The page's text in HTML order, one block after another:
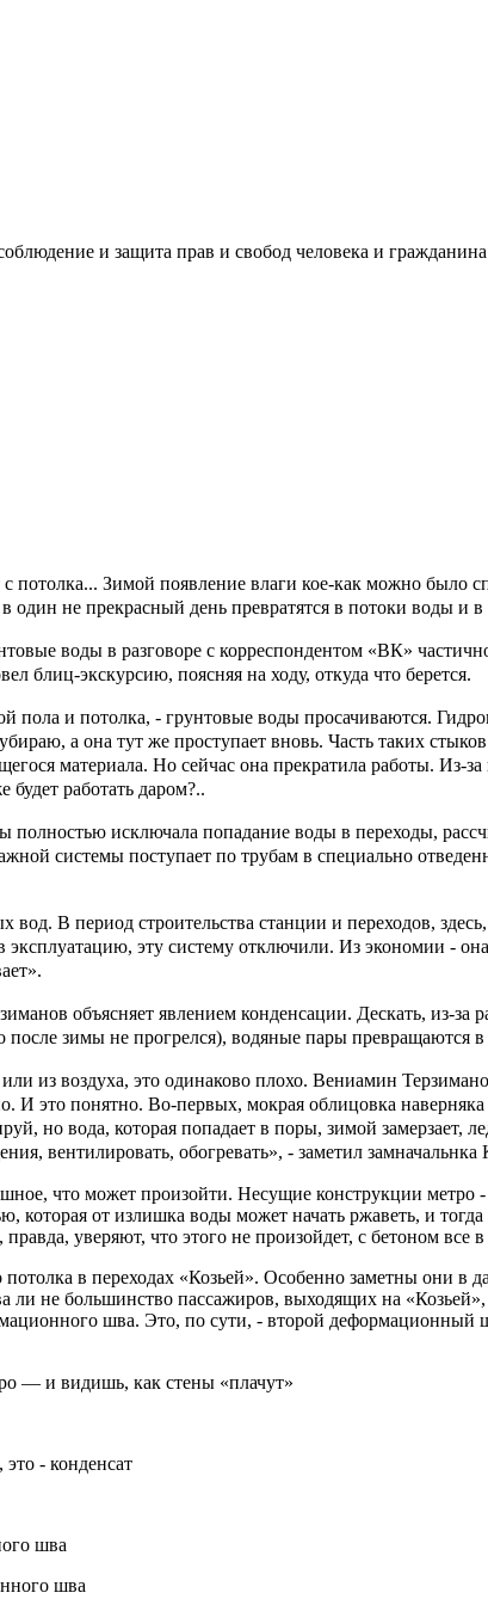
и защита прав и свобод человека и
потолка... Зимой появление влаги кое-как можно было
один не прекрасный день превратятся в потоки воды и
воды в разговоре с корреспондентом «ВК»
блиц-экскурсию, поясняя на ходу, откуда что берется.
и потолка, - грунтовые воды просачиваются.
а она тут же проступает вновь. Часть таких
материала. Но сейчас она прекратила работы. Из-
работать даром?..
полностью исключала попадание воды в переходы,
системы поступает по трубам в специально
вод. В период строительства станции и переходов,
эксплуатацию, эту систему отключили. Из экономии -
объясняет явлением конденсации. Дескать, из-за
зимы не прогрелся), водяные пары превращаются в
из воздуха, это одинаково плохо. Вениамин
И это понятно. Во-первых, мокрая облицовка
но вода, которая попадает в поры, зимой замерзает,
вентилировать, обогревать», - заметил замначальнка
что может произойти. Несущие конструкции метро
которая от излишка воды может начать ржаветь, и
уверяют, что этого не произойдет, с бетоном все
в переходах «Козьей». Особенно заметны они в
ли не большинство пассажиров, выходящих на
шва. Это, по сути, - второй деформационный
— и видишь, как стены «плачут»
- конденсат
шва